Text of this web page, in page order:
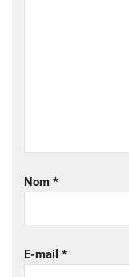
Nom *
E-mail *